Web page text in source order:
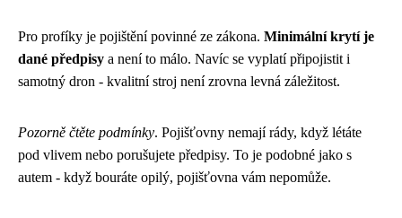
Pro profíky je pojištění povinné ze zákona. Minimální krytí je
dané předpisy a není to málo. Navíc se vyplatí připojistit i
samotný dron - kvalitní stroj není zrovna levná záležitost.
Pozorně čtěte podmínky. Pojišťovny nemají rády, když létáte
pod vlivem nebo porušujete předpisy. To je podobné jako s
autem - když bouráte opilý, pojišťovna vám nepomůže.